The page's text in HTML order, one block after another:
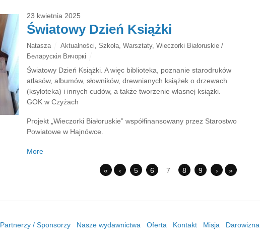
23 kwietnia 2025
Światowy Dzień Książki
Natasza Aktualności, Szkoła, Warsztaty, Wieczorki Białoruskie /
Беларускія Вячоркі
Światowy Dzień Książki. A więc biblioteka, poznanie starodruków
atlasów, albumów, słowników, drewnianych książek o drzewach
(ksyloteka) i innych cudów, a także tworzenie własnej książki.
GOK w Czyżach
Projekt „Wieczorki Białoruskie” współfinansowany przez Starostwo
Powiatowe w Hajnówce.
More
« ‹ 5 6 7 8 9 › »
Partnerzy / Sponsorzy Nasze wydawnictwa Oferta Kontakt Misja Darowizna